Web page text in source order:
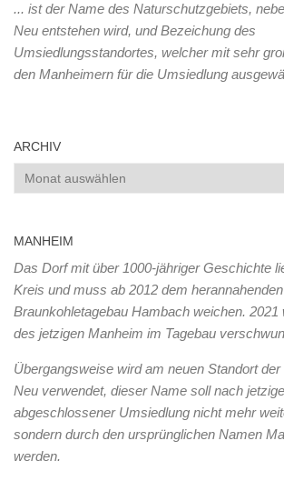
... ist der Name des Naturschutzgebiets,
Neu entstehen wird, und Bezeichung des
Umsiedlungsstandortes, welcher mit sehr
den Manheimern für die Umsiedlung
ARCHIV
Archiv
MANHEIM
Das Dorf mit über 1000-jähriger Geschichte
Kreis und muss ab 2012 dem herannahenden
Braunkohletagebau Hambach weichen. 2021
des jetzigen Manheim im Tagebau
Übergangsweise wird am neuen Standort
Neu verwendet, dieser Name soll nach
abgeschlossener Umsiedlung nicht mehr
sondern durch den ursprünglichen Namen
werden.